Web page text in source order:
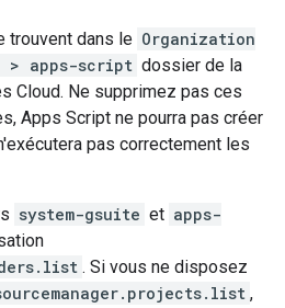
trouvent dans le Organization
> apps-script dossier de la
Cloud. Ne supprimez pas ces
Apps Script ne pourra pas créer
pas correctement les
system-gsuite et apps-
. Si vous ne disposez
,